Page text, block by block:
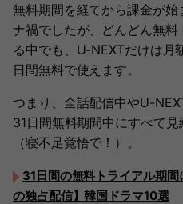
無料期間を経てから課金が
ナ禍でしたが、どんどん無
る中でも、U-NEXTだけは月
日間無料で使えます。
つまり、全話配信中やU-
31日間無料期間中にすべて
（寝不足覚悟で！）。
31日間の無料トライアル期
の独占配信】韓国ドラマ10選